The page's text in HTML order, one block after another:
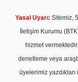
Yasal Uyarı: Sitemiz,
İletişim Kurumu
hizmet
denetleme veya
üyelerimiz